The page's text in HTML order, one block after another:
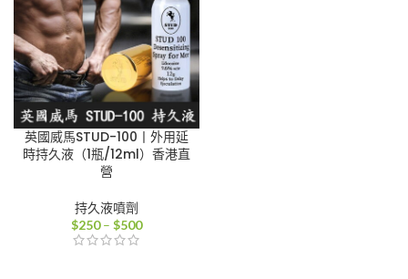
英國威馬STUD-100丨外用延
時持久液（1瓶/12ml）香港直
營
持久液噴劑
$250 – $500價